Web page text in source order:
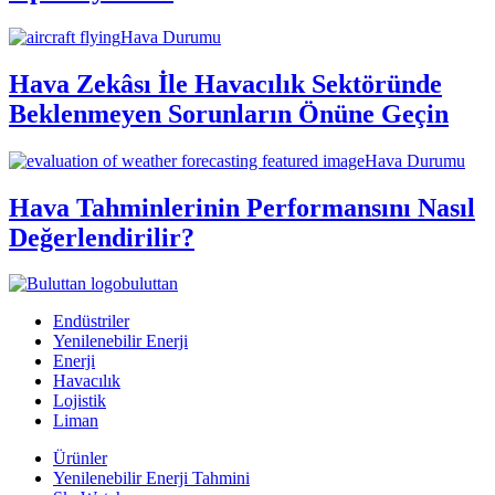
Hava Durumu
Hava Zekâsı İle Havacılık Sektöründe
Beklenmeyen Sorunların Önüne Geçin
Hava Durumu
Hava Tahminlerinin Performansını Nasıl
Değerlendirilir?
buluttan
Endüstriler
Yenilenebilir Enerji
Enerji
Havacılık
Lojistik
Liman
Ürünler
Yenilenebilir Enerji Tahmini